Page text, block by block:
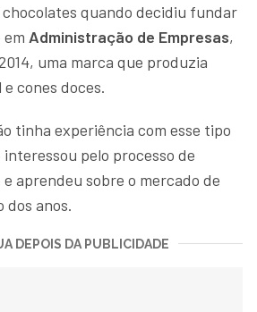
chocolates quando decidiu fundar
Administração de Empresas,
uma marca que produzia
cones doces.
tinha experiência com esse tipo
pelo processo de
aprendeu sobre o mercado de
dos anos.
DEPOIS DA PUBLICIDADE